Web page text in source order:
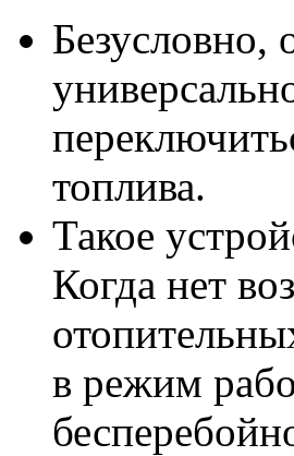
Безусловно,
топлива.
Такое
Когда нет
в режим